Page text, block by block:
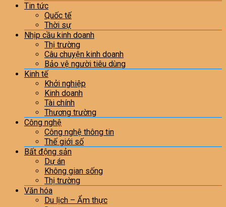
Tin tức
Quốc tế
Thời sự
Nhịp cầu kinh doanh
Thị trường
Câu chuyện kinh doanh
Bảo vệ người tiêu dùng
Kinh tế
Khởi nghiệp
Kinh doanh
Tài chính
Thương trường
Công nghệ
Công nghệ thông tin
Thế giới số
Bất động sản
Dự án
Không gian sống
Thị trường
Văn hóa
Du lịch – Ẩm thực